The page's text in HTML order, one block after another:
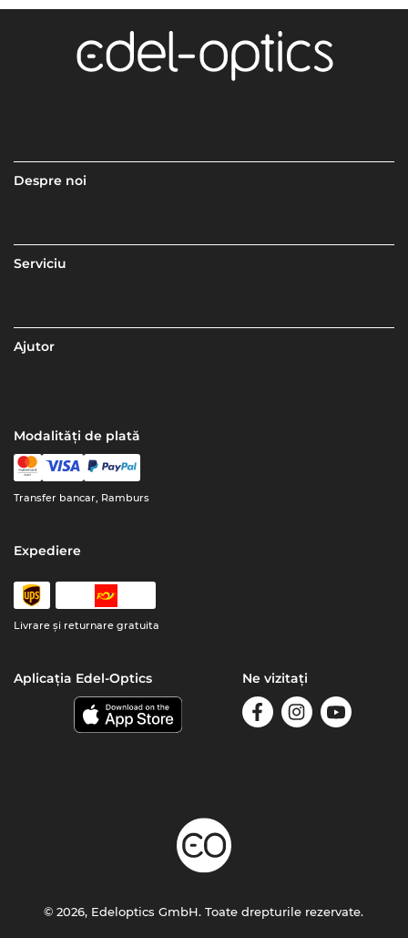
Despre noi
Serviciu
Ajutor
Modalități de plată
Transfer bancar, Ramburs
Expediere
Livrare şi returnare gratuita
Aplicația Edel-Optics Ne vizitați
© 2026, Edeloptics GmbH. Toate drepturile rezervate.